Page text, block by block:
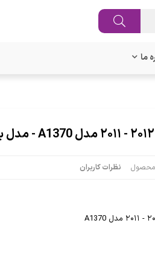
ما
محصول نظرات کاربران